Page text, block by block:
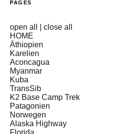
PAGES
open all
close all
HOME
Äthiopien
Karelien
Aconcagua
Myanmar
Kuba
TransSib
K2 Base Camp Trek
Patagonien
Norwegen
Alaska Highway